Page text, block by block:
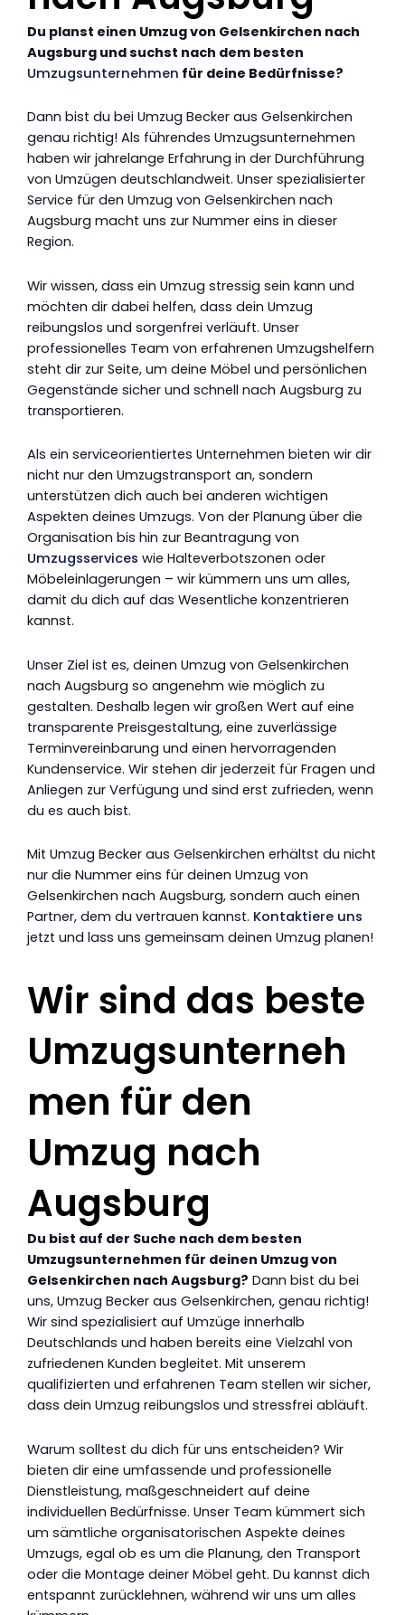
Du planst einen Umzug von Gelsenkirchen nach
Augsburg und suchst nach dem besten
Umzugsunternehmen für deine Bedürfnisse?
Dann bist du bei Umzug Becker aus Gelsenkirchen
genau richtig! Als führendes Umzugsunternehmen
haben wir jahrelange Erfahrung in der Durchführung
von Umzügen deutschlandweit. Unser spezialisierter
Service für den Umzug von Gelsenkirchen nach
Augsburg macht uns zur Nummer eins in dieser
Region.
Wir wissen, dass ein Umzug stressig sein kann und
möchten dir dabei helfen, dass dein Umzug
reibungslos und sorgenfrei verläuft. Unser
professionelles Team von erfahrenen Umzugshelfern
steht dir zur Seite, um deine Möbel und persönlichen
Gegenstände sicher und schnell nach Augsburg zu
transportieren.
Als ein serviceorientiertes Unternehmen bieten wir dir
nicht nur den Umzugstransport an, sondern
unterstützen dich auch bei anderen wichtigen
Aspekten deines Umzugs. Von der Planung über die
Organisation bis hin zur Beantragung von
Umzugsservices wie Halteverbotszonen oder
Möbeleinlagerungen – wir kümmern uns um alles,
damit du dich auf das Wesentliche konzentrieren
kannst.
Unser Ziel ist es, deinen Umzug von Gelsenkirchen
nach Augsburg so angenehm wie möglich zu
gestalten. Deshalb legen wir großen Wert auf eine
transparente Preisgestaltung, eine zuverlässige
Terminvereinbarung und einen hervorragenden
Kundenservice. Wir stehen dir jederzeit für Fragen und
Anliegen zur Verfügung und sind erst zufrieden, wenn
du es auch bist.
Mit Umzug Becker aus Gelsenkirchen erhältst du nicht
nur die Nummer eins für deinen Umzug von
Gelsenkirchen nach Augsburg, sondern auch einen
Partner, dem du vertrauen kannst. Kontaktiere uns
jetzt und lass uns gemeinsam deinen Umzug planen!
Wir sind das beste
Umzugsunterneh
men für den
Umzug nach
Augsburg
Du bist auf der Suche nach dem besten
Umzugsunternehmen für deinen Umzug von
Gelsenkirchen nach Augsburg? Dann bist du bei
uns, Umzug Becker aus Gelsenkirchen, genau richtig!
Wir sind spezialisiert auf Umzüge innerhalb
Deutschlands und haben bereits eine Vielzahl von
zufriedenen Kunden begleitet. Mit unserem
qualifizierten und erfahrenen Team stellen wir sicher,
dass dein Umzug reibungslos und stressfrei abläuft.
Warum solltest du dich für uns entscheiden? Wir
bieten dir eine umfassende und professionelle
Dienstleistung, maßgeschneidert auf deine
individuellen Bedürfnisse. Unser Team kümmert sich
um sämtliche organisatorischen Aspekte deines
Umzugs, egal ob es um die Planung, den Transport
oder die Montage deiner Möbel geht. Du kannst dich
entspannt zurücklehnen, während wir uns um alles